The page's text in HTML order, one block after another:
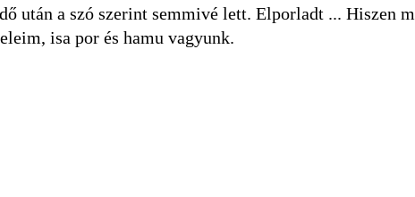
után a szó szerint semmivé lett. Elporladt ... Hiszen
isa por és hamu vagyunk.